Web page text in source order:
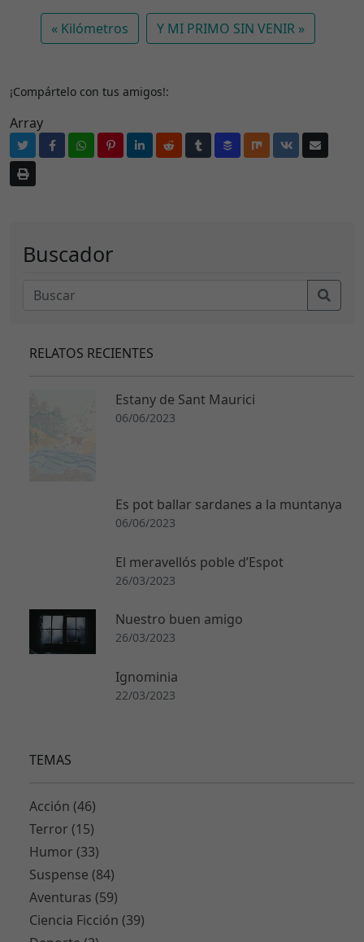
Kilómetros Y MI PRIMO SIN VENIR
¡Compártelo con tus amigos!:
Array
Buscador
RELATOS RECIENTES
Estany de Sant Maurici
06/06/2023
Es pot ballar sardanes a la muntanya
06/06/2023
26/03/2023
TEMAS
Acción (46)
Terror (15)